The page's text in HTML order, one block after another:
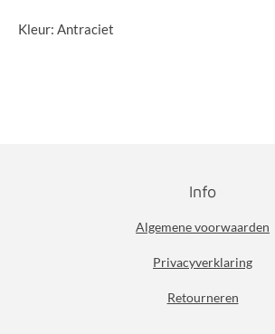
Kleur: Antraciet
Info
Algemene voorwaarden
Privacyverklaring
Retourneren